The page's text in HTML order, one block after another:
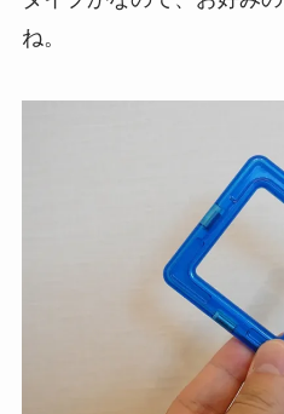
ね。